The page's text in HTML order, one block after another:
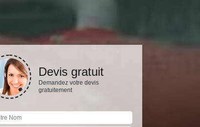
Devis gratuit
Demandez votre devis
gratuitement